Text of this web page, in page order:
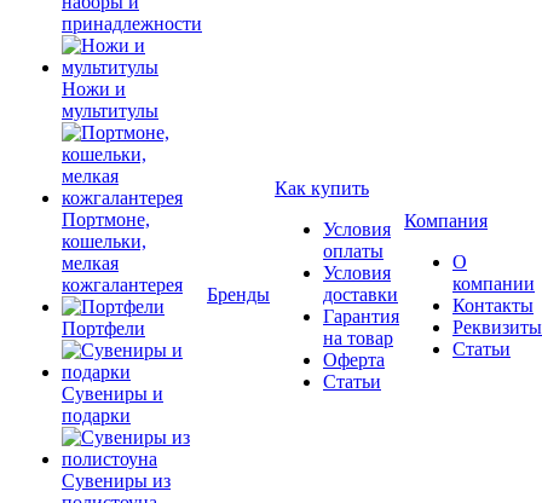
принадлежности
Ножи и
мультитулы
Портмоне,
кошельки,
мелкая
кожгалантерея
Портфели
Сувениры и
подарки
Сувениры из
Бренды
Как купить
Условия
оплаты
Условия
доставки
Гарантия
на товар
Оферта
Статьи
Компания
О
компании
Контакты
Реквизиты
Статьи